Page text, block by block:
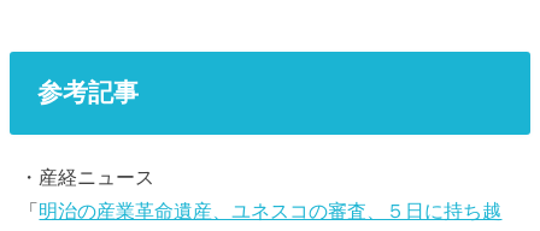
参考記事
・産経ニュース
「明治の産業革命遺産、ユネスコの審査、５日に持ち越